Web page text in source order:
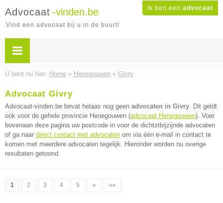
Ik ben een advocaat
Advocaat -vinden.be
Vind een advocaat bij u in de buurt!
U bent nu hier: Home » Henegouwen » Givry
Advocaat Givry
Advocaat-vinden.be bevat helaas nog geen advocaten in Givry. Dit geldt
ook voor de gehele provincie Henegouwen (advocaat Henegouwen). Voer
bovenaan deze pagina uw postcode in voor de dichtstbijzijnde advocaten
of ga naar direct contact met advocaten om via één e-mail in contact te
komen met meerdere advocaten tegelijk. Hieronder worden nu overige
resultaten getoond.
1 2 3 4 5 » »»